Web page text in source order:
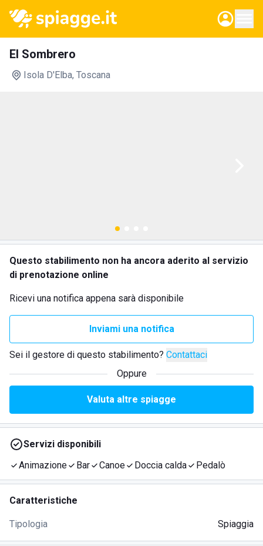
El Sombrero
Isola D'Elba, Toscana
Questo stabilimento non ha ancora aderito al servizio
di prenotazione online
Ricevi una notifica appena sarà disponibile
Inviami una notifica
Sei il gestore di questo stabilimento? Contattaci
Oppure
Valuta altre spiagge
Servizi disponibili
Animazione
Bar Canoe Doccia calda Pedalò
Caratteristiche
Tipologia Spiaggia